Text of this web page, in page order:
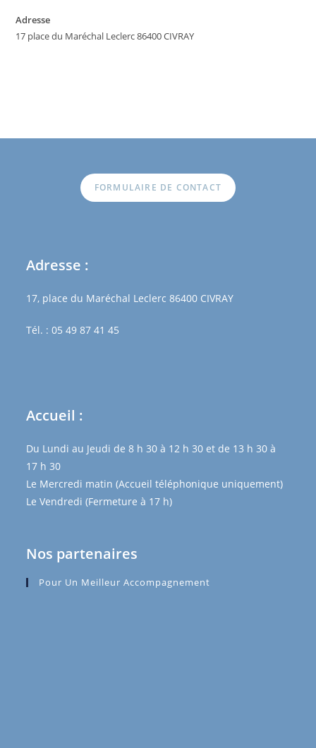
Adresse
17 place du Maréchal Leclerc 86400 CIVRAY
FORMULAIRE DE CONTACT
Adresse :
17, place du Maréchal Leclerc 86400 CIVRAY
Tél. : 05 49 87 41 45
Accueil :
Du Lundi au Jeudi de 8 h 30 à 12 h 30 et de 13 h 30 à
17 h 30
Le Mercredi matin (Accueil téléphonique uniquement)
Le Vendredi (Fermeture à 17 h)
Nos partenaires
Pour Un Meilleur Accompagnement